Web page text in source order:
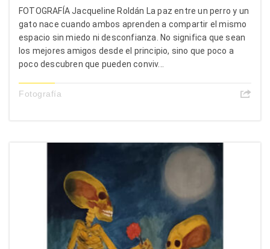
FOTOGRAFÍA Jacqueline Roldán La paz entre un perro y un
gato nace cuando ambos aprenden a compartir el mismo
espacio sin miedo ni desconfianza. No significa que sean
los mejores amigos desde el principio, sino que poco a
poco descubren que pueden conviv...
Fotografía